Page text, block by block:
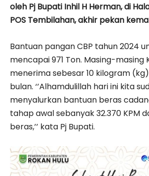
oleh Pj Bupati Inhil H Herman, di
POS Tembilahan, akhir pekan
Bantuan pangan CBP tahun 2024
mencapai 971 Ton. Masing-masing
menerima sebesar 10 kilogram
bulan. ‘’Alhamdulillah hari ini kita
menyalurkan bantuan beras
tahap awal sebanyak 32.370 KPM
beras,’’ kata Pj Bupati.